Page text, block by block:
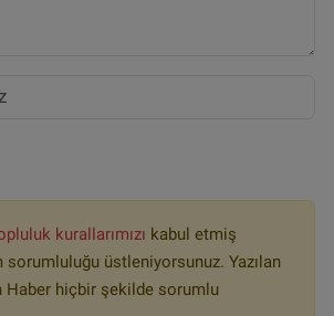
kurallarımızı kabul etmiş
sorumluluğu üstleniyorsunuz. Yazılan
Haber hiçbir şekilde sorumlu